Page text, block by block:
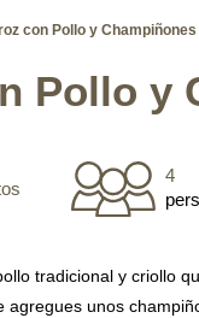
con Pollo y Champiñones
Pollo y
4
tradicional y criollo
agregues unos